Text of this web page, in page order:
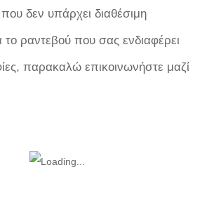
δεν υπάρχει διαθέσιμη
το ραντεβού που σας ενδιαφέρει
παρακαλώ επικοινωνήστε μαζί